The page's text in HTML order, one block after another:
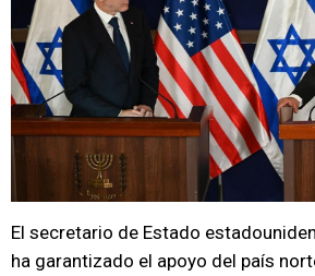
El secretario de Estado
ha garantizado el apoyo del país